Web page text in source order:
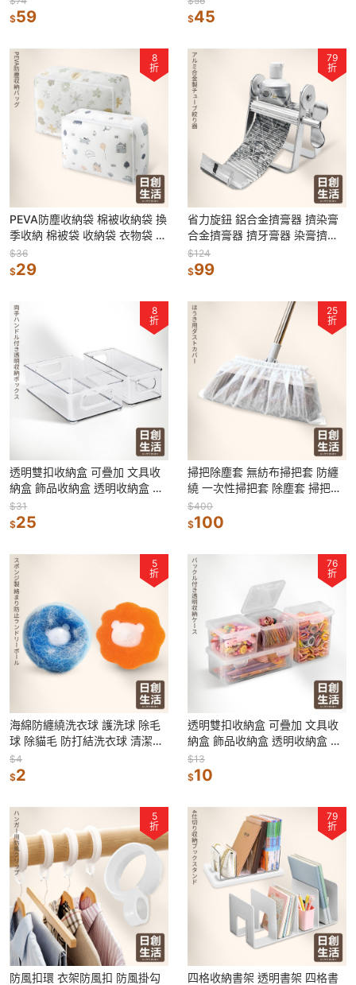
一内衣包
$59
$45
8
折
PEVA防塵收納袋 棉被收納袋 換
季收納 棉被袋 收納袋 衣物袋 防
塵袋 衣物收納袋 被子整理袋
$36
$29
79
折
省力旋鈕 鋁合金擠膏器 擠染膏
合金擠膏器 擠牙膏器 染膏擠壓
器 擠牙膏神器 染膏夾 金屬擠壓
器
$124
$99
8
折
透明雙扣收納盒 可疊加 文具收
納盒 飾品收納盒 透明收納盒 桌
面收納盒 整理盒 儲物盒 置物盒
$31
$25
25
折
掃把除塵套 無紡布掃把套 防纏
繞 一次性掃把套 除塵套 掃把黏
毛套 防塵套
$400
$100
5
折
海綿防纏繞洗衣球 護洗球 除毛
球 除貓毛 防打結洗衣球 清潔球
洗衣機球 洗衣不打結 海綿洗衣
球
$4
$2
76
折
透明雙扣收納盒 可疊加 文具收
納盒 飾品收納盒 透明收納盒 桌
面收納盒 整理盒 儲物盒 置物盒
$13
$10
5
折
防風扣環 衣架防風扣 防風掛勾
79
折
四格收納書架 透明書架 四格書